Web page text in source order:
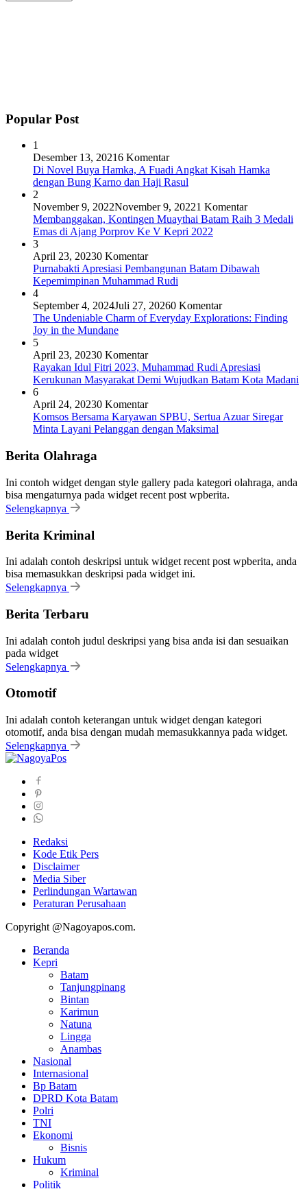
Popular Post
1
Desember 13, 20216 Komentar
Di Novel Buya Hamka, A Fuadi Angkat Kisah Hamka
dengan Bung Karno dan Haji Rasul
2
November 9, 2022November 9, 20221 Komentar
Membanggakan, Kontingen Muaythai Batam Raih 3 Medali
Emas di Ajang Porprov Ke V Kepri 2022
3
April 23, 20230 Komentar
Purnabakti Apresiasi Pembangunan Batam Dibawah
Kepemimpinan Muhammad Rudi
4
September 4, 2024Juli 27, 20260 Komentar
The Undeniable Charm of Everyday Explorations: Finding
Joy in the Mundane
5
April 23, 20230 Komentar
Rayakan Idul Fitri 2023, Muhammad Rudi Apresiasi
Kerukunan Masyarakat Demi Wujudkan Batam Kota Madani
6
April 24, 20230 Komentar
Komsos Bersama Karyawan SPBU, Sertua Azuar Siregar
Minta Layani Pelanggan dengan Maksimal
Berita Olahraga
Ini contoh widget dengan style gallery pada kategori olahraga, anda
bisa mengaturnya pada widget recent post wpberita.
Selengkapnya
Berita Kriminal
Ini adalah contoh deskripsi untuk widget recent post wpberita, anda
bisa memasukkan deskripsi pada widget ini.
Selengkapnya
Berita Terbaru
Ini adalah contoh judul deskripsi yang bisa anda isi dan sesuaikan
pada widget
Selengkapnya
Otomotif
Ini adalah contoh keterangan untuk widget dengan kategori
otomotif, anda bisa dengan mudah memasukkannya pada widget.
Selengkapnya
Redaksi
Kode Etik Pers
Disclaimer
Media Siber
Perlindungan Wartawan
Peraturan Perusahaan
Copyright @Nagoyapos.com.
Beranda
Kepri
Batam
Tanjungpinang
Bintan
Karimun
Natuna
Lingga
Anambas
Nasional
Internasional
Bp Batam
DPRD Kota Batam
Polri
TNI
Ekonomi
Bisnis
Hukum
Kriminal
Politik